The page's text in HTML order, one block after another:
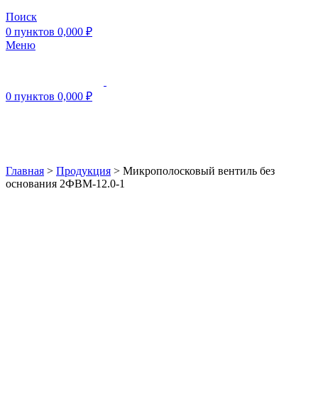
Поиск
0 пунктов 0,000 ₽
Меню
0 пунктов 0,000 ₽
Главная > Продукция > Микрополосковый вентиль без
основания 2ФВМ-12.0-1